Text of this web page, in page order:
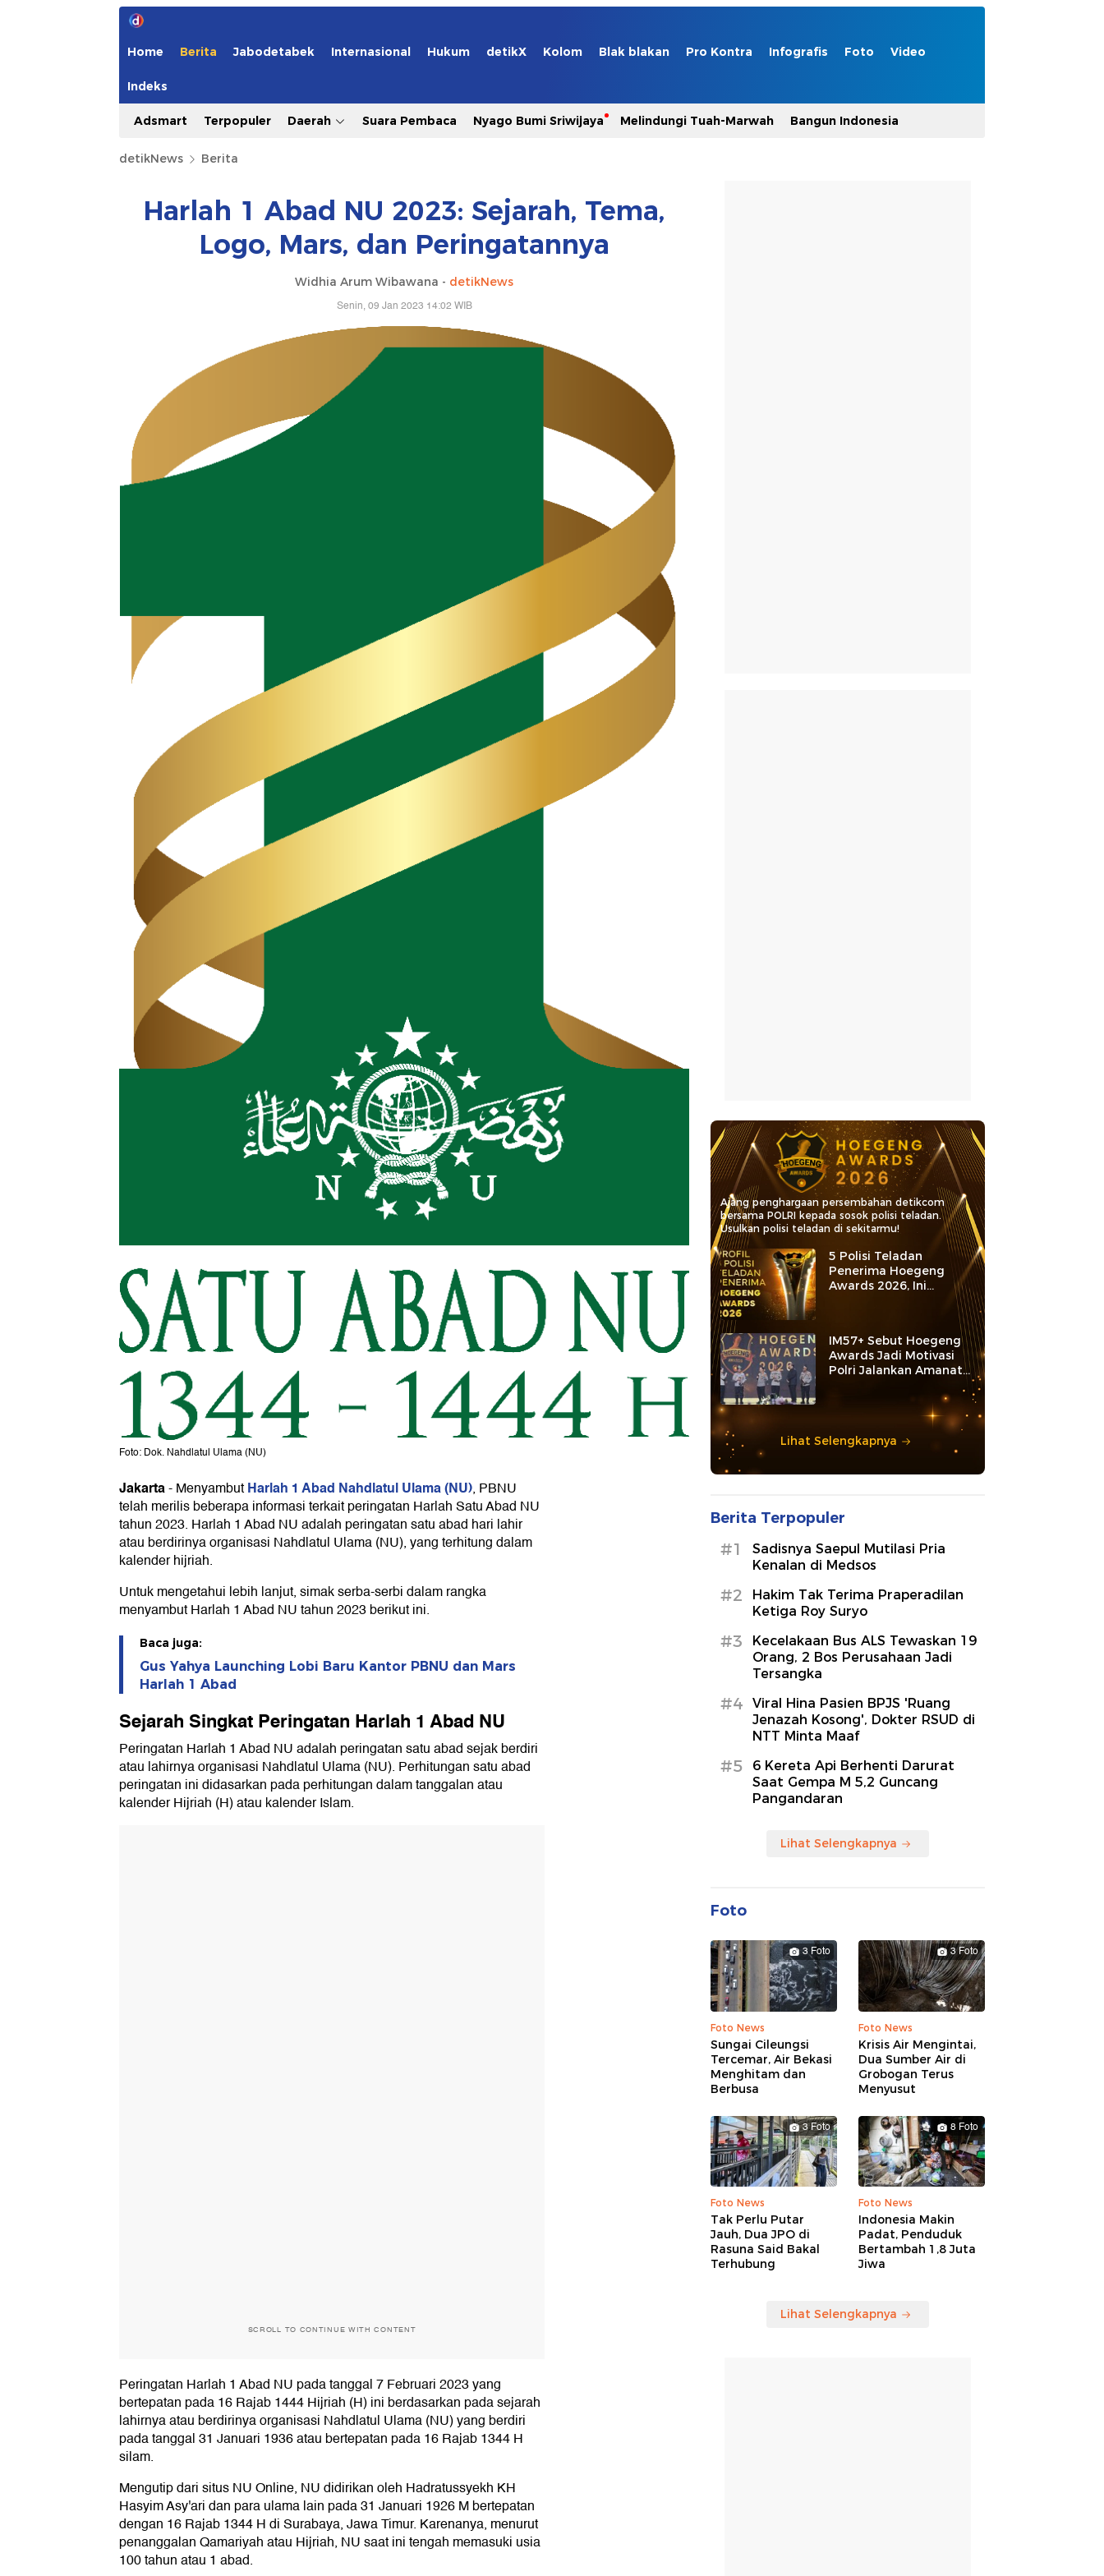
Home Berita Jabodetabek Internasional Hukum detikX Kolom Blak blakan Pro Kontra Infografis Foto Video
Indeks
Adsmart Terpopuler Daerah Suara Pembaca Nyago Bumi Sriwijaya Melindungi Tuah-Marwah Bangun Indonesia
detikNews Berita
Harlah 1 Abad NU 2023: Sejarah, Tema,
Logo, Mars, dan Peringatannya
Widhia Arum Wibawana - detikNews
Senin, 09 Jan 2023 14:02 WIB
Foto: Dok. Nahdlatul Ulama (NU)
Jakarta-MenyambutHarlah 1 Abad Nahdlatul Ulama (NU), PBNU
telah merilis beberapa informasi terkait peringatan Harlah Satu Abad NU
tahun 2023. Harlah 1 Abad NU adalah peringatan satu abad hari lahir
atau berdirinya organisasi Nahdlatul Ulama (NU), yang terhitung dalam
kalender hijriah.
Untuk mengetahui lebih lanjut, simak serba-serbi dalam rangka
menyambut Harlah 1 Abad NU tahun 2023 berikut ini.
Baca juga:
Gus Yahya Launching Lobi Baru Kantor PBNU dan Mars
Harlah 1 Abad
Sejarah Singkat Peringatan Harlah 1 Abad NU
Peringatan Harlah 1 Abad NU adalah peringatan satu abad sejak berdiri
atau lahirnya organisasi Nahdlatul Ulama (NU). Perhitungan satu abad
peringatan ini didasarkan pada perhitungan dalam tanggalan atau
kalender Hijriah (H) atau kalender Islam.
SCROLL TO CONTINUE WITH CONTENT
Peringatan Harlah 1 Abad NU pada tanggal 7 Februari 2023 yang
bertepatan pada 16 Rajab 1444 Hijriah (H) ini berdasarkan pada sejarah
lahirnya atau berdirinya organisasi Nahdlatul Ulama (NU) yang berdiri
pada tanggal 31 Januari 1936 atau bertepatan pada 16 Rajab 1344 H
silam.
Mengutip dari situs NU Online, NU didirikan oleh Hadratussyekh KH
Hasyim Asy'ari dan para ulama lain pada 31 Januari 1926 M bertepatan
dengan 16 Rajab 1344 H di Surabaya, Jawa Timur. Karenanya, menurut
penanggalan Qamariyah atau Hijriah, NU saat ini tengah memasuki usia
100 tahun atau 1 abad.
Ajang penghargaan persembahan detikcom
bersama POLRI kepada sosok polisi teladan.
Usulkan polisi teladan di sekitarmu!
5 Polisi Teladan
Penerima Hoegeng
Awards 2026, Ini
Kategori dan Kiprahnya
IM57+ Sebut Hoegeng
Awards Jadi Motivasi
Polri Jalankan Amanat
Lihat Selengkapnya
Berita Terpopuler
#1
Sadisnya Saepul Mutilasi Pria
Kenalan di Medsos
#2
Hakim Tak Terima Praperadilan
Ketiga Roy Suryo
#3
Kecelakaan Bus ALS Tewaskan 19
Orang, 2 Bos Perusahaan Jadi
Tersangka
#4
Viral Hina Pasien BPJS 'Ruang
Jenazah Kosong', Dokter RSUD di
NTT Minta Maaf
#5
6 Kereta Api Berhenti Darurat
Saat Gempa M 5,2 Guncang
Pangandaran
Lihat Selengkapnya
Foto
3 Foto
Foto News
Sungai Cileungsi
Tercemar, Air Bekasi
Menghitam dan
Berbusa
3 Foto
Foto News
Krisis Air Mengintai,
Dua Sumber Air di
Grobogan Terus
Menyusut
3 Foto
Foto News
Tak Perlu Putar
Jauh, Dua JPO di
Rasuna Said Bakal
Terhubung
8 Foto
Foto News
Indonesia Makin
Padat, Penduduk
Bertambah 1,8 Juta
Jiwa
Lihat Selengkapnya